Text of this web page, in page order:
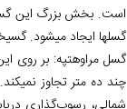
است. بخش بزرگ این
گسل‎ها ایجاد می‏شود. گسیختگی‌های گسترده زمین و به همراه آن، رانش و ریزش قطعات سنگی در دامنه‌های ناپایدار، ‌می‌تواند خساراتی به بار آورد.